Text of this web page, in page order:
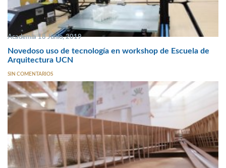
Academia 18 Junio, 2019
Novedoso uso de tecnología en workshop de Escuela de
Arquitectura UCN
SIN COMENTARIOS